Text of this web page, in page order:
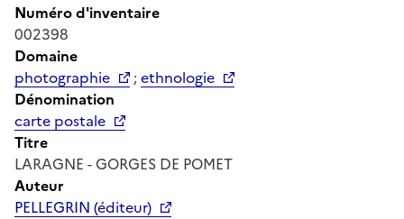
Numéro d'inventaire
002398
Domaine
photographie
;ethnologie
Dénomination
carte postale
Titre
LARAGNE - GORGES DE POMET
Auteur
PELLEGRIN (éditeur)